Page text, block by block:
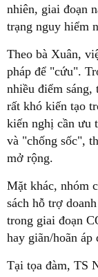
nhiên, giai đoạn
trạng nguy hiểm
Theo bà Xuân,
pháp để "cứu".
nhiều điểm
rất khó kiến tạo
kiến nghị cần ưu
và "chống sốc",
mở rộng.
Mặt khác, nhóm
sách hỗ trợ
trong giai đoạn
hay giãn/hoãn
Tại tọa đàm, TS